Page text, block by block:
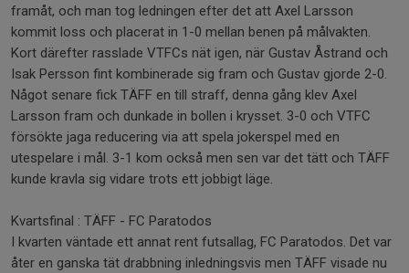
framåt, och man tog ledningen efter det att Axel Larsson
kommit loss och placerat in 1-0 mellan benen på målvakten.
Kort därefter rasslade VTFCs nät igen, när Gustav Åstrand och
Isak Persson fint kombinerade sig fram och Gustav gjorde 2-0.
Något senare fick TÄFF en till straff, denna gång klev Axel
Larsson fram och dunkade in bollen i krysset. 3-0 och VTFC
försökte jaga reducering via att spela jokerspel med en
utespelare i mål. 3-1 kom också men sen var det tätt och TÄFF
kunde kravla sig vidare trots ett jobbigt läge.
Kvartsfinal : TÄFF - FC Paratodos
I kvarten väntade ett annat rent futsallag, FC Paratodos. Det var
åter en ganska tät drabbning inledningsvis men TÄFF visade nu